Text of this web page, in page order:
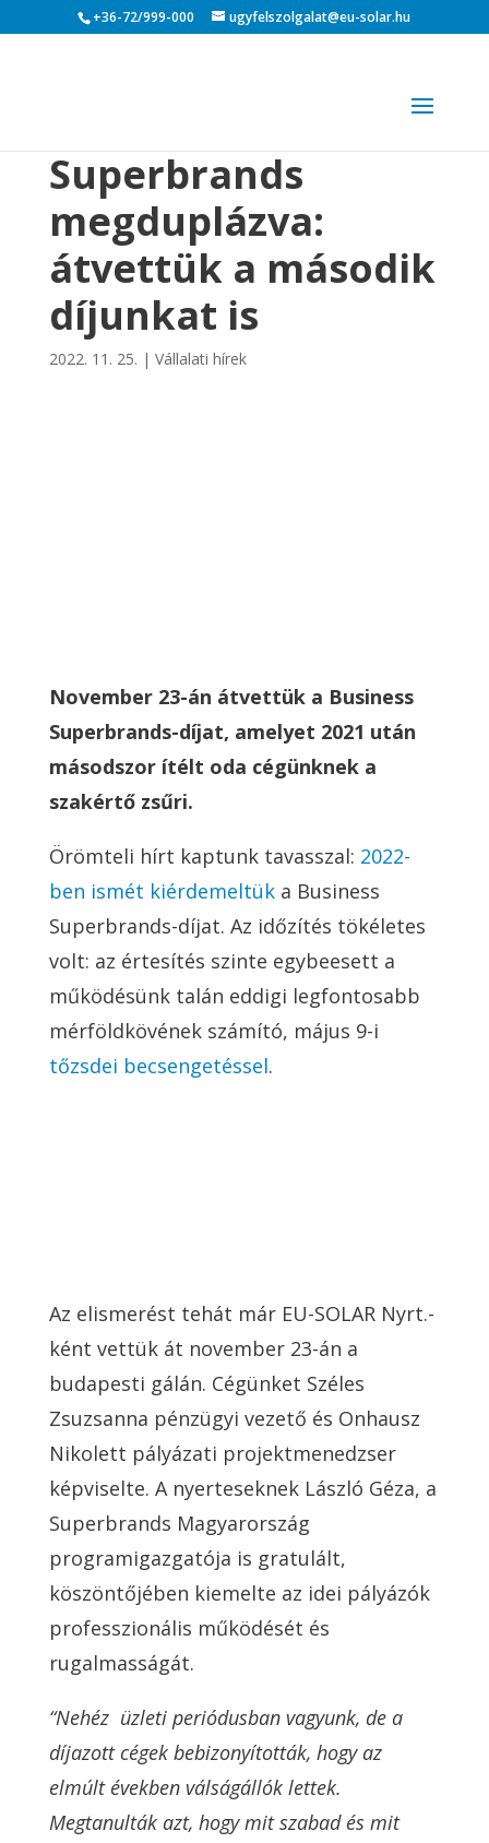
+36-72/999-000 ugyfelszolgalat@eu-solar.hu
Superbrands
megduplázva:
átvettük a második
díjunkat is
2022. 11. 25. | Vállalati hírek
November 23-án átvettük a Business
Superbrands-díjat, amelyet 2021 után
másodszor ítélt oda cégünknek a
szakértő zsűri.
Örömteli hírt kaptunk tavasszal: 2022-
ben ismét kiérdemeltüka Business
Superbrands-díjat. Az időzítés tökéletes
volt: az értesítés szinte egybeesett a
működésünk talán eddigi legfontosabb
mérföldkövének számító, május 9-i
tőzsdei becsengetéssel.
Az elismerést tehát már EU-SOLAR Nyrt.-
ként vettük át november 23-án a
budapesti gálán. Cégünket Széles
Zsuzsanna pénzügyi vezető és Onhausz
Nikolett pályázati projektmenedzser
képviselte. A nyerteseknek László Géza, a
Superbrands Magyarország
programigazgatója is gratulált,
köszöntőjében kiemelte az idei pályázók
professzionális működését és
rugalmasságát.
“Nehéz üzleti periódusban vagyunk, de a
díjazott cégek bebizonyították, hogy az
elmúlt években válságállók lettek.
Megtanulták azt, hogy mit szabad és mit